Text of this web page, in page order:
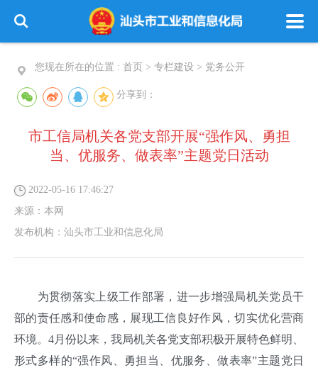
您现在所在的位置 : 首页 > 专栏建设 > 党务公开
分享到：
市工信局机关各党支部开展“强作风、勇担
当、优服务、做表率”主题党日活动
2022-05-16 17:46:27
来源： 本网
发布机构： 汕头市工业和信息化局
为贯彻落实上级工作部署，进一步增强局机关党员干
部的责任感和使命感，展现工信良好作风，切实优化营商
环境。4月份以来，我局机关各党支部积极开展特色鲜明、
形式多样的“强作风、勇担当、优服务、做表率”主题党日